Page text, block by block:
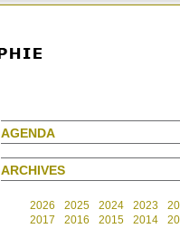
AGENDA
ARCHIVES
2026 2025 2024 2023
2017
2016 2015 2014